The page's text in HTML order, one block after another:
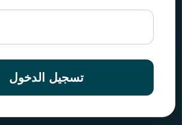
تسجيل الدخول